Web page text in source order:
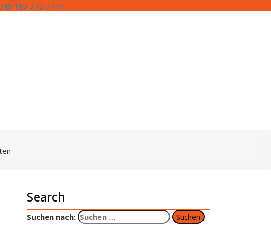
163 372 7740
Search
Suchen nach: